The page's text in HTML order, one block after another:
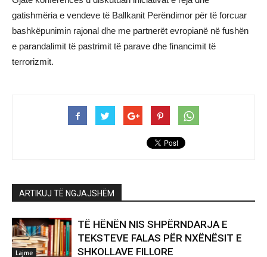
gatishmëria e vendeve të Ballkanit Perëndimor për të forcuar
bashkëpunimin rajonal dhe me partnerët evropianë në fushën
e parandalimit të pastrimit të parave dhe financimit të
terrorizmit.
ARTIKUJ TË NGJAJSHËM
Lajme
TË HËNËN NIS SHPËRNDARJA E
TEKSTEVE FALAS PËR NXËNËSIT E
SHKOLLAVE FILLORE